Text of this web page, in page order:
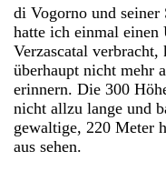
di Vogorno und seiner
hatte ich einmal
Verzascatal
überhaupt nicht mehr
erinnern. Die 300
nicht allzu lange und
gewaltige, 220 Meter
aus sehen.